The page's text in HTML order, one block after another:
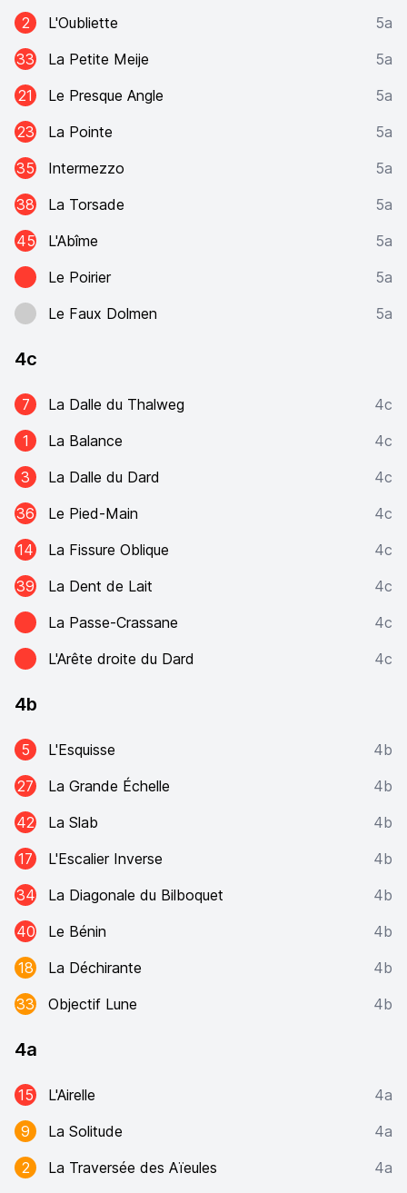
2
L'Oubliette
5a
33
La Petite Meije
5a
21
Le Presque Angle
5a
23
La Pointe
5a
35
Intermezzo
5a
38
La Torsade
5a
45
L'Abîme
5a
Le Poirier
5a
Le Faux Dolmen
5a
4c
7 La Dalle du Thalweg
4c
1
La Balance
4c
3
La Dalle du Dard
4c
36
Le Pied-Main
4c
14
La Fissure Oblique
4c
39
La Dent de Lait
4c
La Passe-Crassane
4c
L'Arête droite du Dard
4c
4b
5 L'Esquisse
4b
27
La Grande Échelle
4b
42
La Slab
4b
17
L'Escalier Inverse
4b
34
La Diagonale du Bilboquet
4b
40
Le Bénin
4b
18
La Déchirante
4b
33
Objectif Lune 4b
4a
15 L'Airelle
4a
9
La Solitude
4a
2
La Traversée des Aïeules 4a